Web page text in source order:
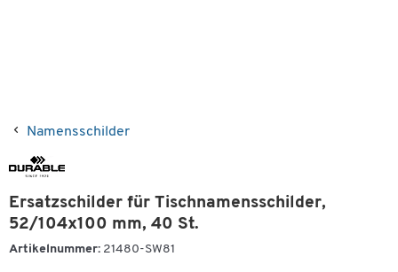
Namensschilder
Ersatzschilder für Tischnamensschilder,
52/104x100 mm, 40 St.
Artikelnummer: 21480-SW81